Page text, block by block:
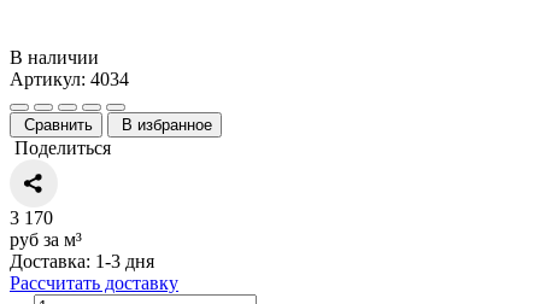
В наличии
Артикул: 4034
Сравнить В избранное
Поделиться
3 170
руб за м³
Доставка: 1-3 дня
Рассчитать доставку